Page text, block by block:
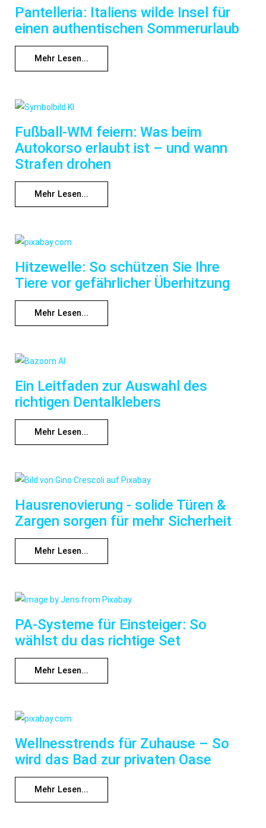
Pantelleria: Italiens wilde Insel für
einen authentischen Sommerurlaub
Mehr Lesen...
Fußball-WM feiern: Was beim
Autokorso erlaubt ist – und wann
Strafen drohen
Mehr Lesen...
Hitzewelle: So schützen Sie Ihre
Tiere vor gefährlicher Überhitzung
Mehr Lesen...
Ein Leitfaden zur Auswahl des
richtigen Dentalklebers
Mehr Lesen...
Hausrenovierung - solide Türen &
Zargen sorgen für mehr Sicherheit
Mehr Lesen...
PA-Systeme für Einsteiger: So
wählst du das richtige Set
Mehr Lesen...
Wellnesstrends für Zuhause – So
wird das Bad zur privaten Oase
Mehr Lesen...